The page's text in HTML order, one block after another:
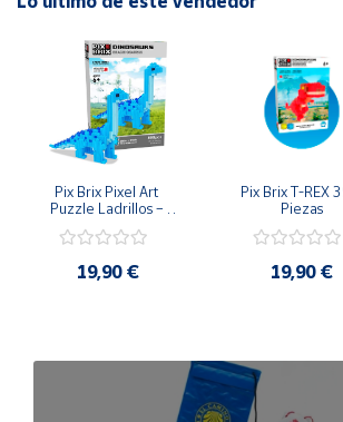
Pix Brix Pixel Art
Puzzle Ladrillos –
Brachiosaurus
19,90 €
Pix Brix T-REX
Piezas
19,90 €